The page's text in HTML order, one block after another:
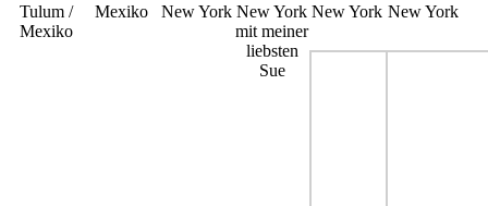
Tulum /
Mexiko
Mexiko New York New York
mit meiner
liebsten
Sue
New York New York